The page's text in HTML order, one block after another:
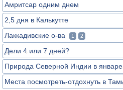
Амритсар одним днем
2,5 дня в Калькутте
Лаккадивские о-ва
1 2
Дели 4 или 7 дней?
Природа Северной Индии в январе
Места посмотреть-отдохнуть в